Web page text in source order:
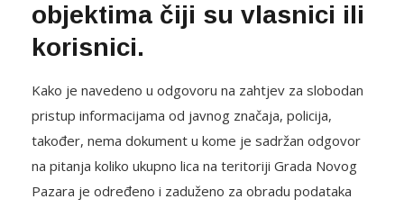
objektima čiji su vlasnici ili
korisnici.
Kako je navedeno u odgovoru na zahtjev za slobodan
pristup informacijama od javnog značaja, policija,
također, nema dokument u kome je sadržan odgovor
na pitanja koliko ukupno lica na teritoriji Grada Novog
Pazara je određeno i zaduženo za obradu podataka